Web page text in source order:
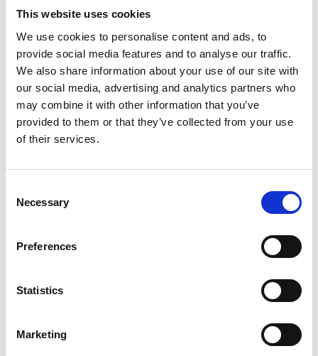
This website uses cookies
We use cookies to personalise content and ads, to
provide social media features and to analyse our traffic.
We also share information about your use of our site with
our social media, advertising and analytics partners who
may combine it with other information that you’ve
provided to them or that they’ve collected from your use
of their services.
Selection
Necessary
Preferences
Statistics
Marketing
Biosfärområde Vänerskärgården
med Kinnekulle
Biosfärområde Vänerskärgården med Kinnekulle
sträcker sig från Sjötorp och Torsö i norr till Kållandsö
i väster. Området utsågs år 2010 till Sveriges andra
biosfärområde.
År 2012 fastställdes en vision för hur området ska